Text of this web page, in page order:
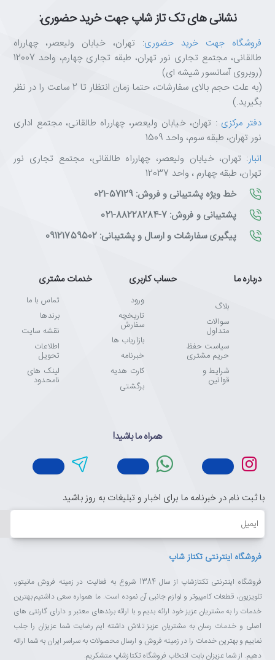
نشانی های تک تاز شاپ جهت خرید حضوری:
فروشگاه جهت خرید حضوری: تهران، خیابان ولیعصر، چهارراه
طالقانی، مجتمع تجاری نور تهران، طبقه تجاری چهارم، واحد 12007
(روبروی آسانسور شیشه ای)
(به علت حجم بالای سفارشات، حتما زمان انتظار تا 2 ساعت را در نظر
بگیرید.)
دفتر مرکزی : تهران، خیابان ولیعصر، چهارراه طالقانی، مجتمع اداری
نور تهران، طبقه سوم، واحد 1509
انبار: تهران، خیابان ولیعصر، چهارراه طالقانی، مجتمع تجاری نور
تهران، طبقه چهارم ، واحد 12037
خط ویژه پشتیبانی و فروش: 57129-021
پشتیبانی و فروش: 7-88228284-021
پیگیری سفارشات و ارسال و پشتیبانی: 09121759502
درباره ما
بلاگ
سوالات
متداول
سیاست حفظ
حریم مشتری
شرایط و
قوانین
حساب کاربری
ورود
تاریخچه
سفارش
بازاریاب ها
خبرنامه
کارت هدیه
برگشتی
خدمات مشتری
تماس با ما
برندها
نقشه سایت
اطلاعات
تحویل
لینک های
نامحدود
همراه ما باشید!
با ثبت نام در خبرنامه ما برای اخبار و تبلیغات به روز باشید
ایمیل
فروشگاه اینترنتی تکتاز شاپ
فروشگاه اینترنتی تکتازشاپ از سال 1384 شروع به فعالیت در زمینه فروش مانیتور،
تلویزیون، قطعات کامپیوتر و لوازم جانبی آن نموده است. ما همواره سعی داشتیم بهترین
خدمات را به مشتریان عزیز خود ارائه بدیم و با ارائه برندهای معتبر و دارای گارنتی های
اصلی و خدمات رسان به مشتریان عزیز تلاش داشته ایم رضایت شما عزیزان را جلب
نماییم و بهترین خدمات را در زمینه فروش و ارسال محصولات به سراسر ایران به شما ارائه
دهیم. از شما عزیزان بابت انتخاب فروشگاه تکتازشاپ متشکریم.